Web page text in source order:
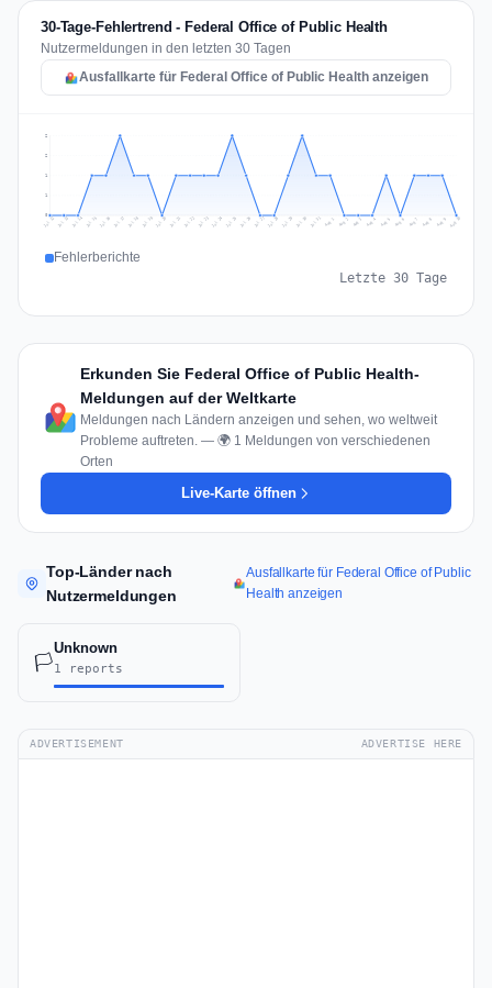
30-Tage-Fehlertrend - Federal Office of Public Health
Nutzermeldungen in den letzten 30 Tagen
Ausfallkarte für Federal Office of Public Health anzeigen
1
1
2
2
Jul 12 Jul 13 Jul 14 Jul 15 Jul 16 Jul 17 Jul 18 Jul 19 Jul 20 Jul 21 Jul 22 Jul 23 Jul 24 Jul 25 Jul 26 Jul 27 Jul 28 Jul 29 Jul 30 Jul 31 Aug 1 Aug 2 Aug 3 Aug 4 Aug 5 Aug 6 Aug 7 Aug 8 Aug 9 Aug 10
Fehlerberichte
Letzte 30 Tage
Erkunden Sie Federal Office of Public Health-
Meldungen auf der Weltkarte
Meldungen nach Ländern anzeigen und sehen, wo weltweit
Probleme auftreten. — 🌍 1 Meldungen von verschiedenen
Orten
Live-Karte öffnen
Top-Länder nach
Nutzermeldungen
Ausfallkarte für Federal Office of Public
Health anzeigen
🏳️
Unknown
1 reports
ADVERTISEMENT ADVERTISE HERE